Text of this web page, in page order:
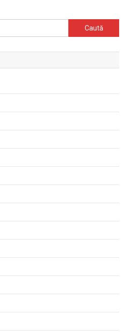
Caută
după: